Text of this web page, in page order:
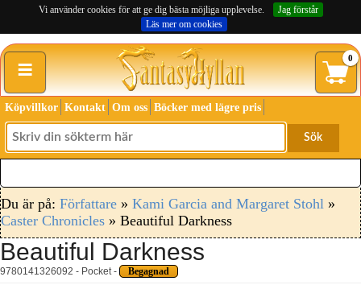
Vi använder cookies för att ge dig bästa möjliga upplevelse.
Jag förstår
Läs mer om cookies
≡ 0
Köpvillkor Kontakt Om oss Böcker med lägre pris
Sök
Du är på: Författare » Kami Garcia and Margaret Stohl »
Caster Chronicles » Beautiful Darkness
Beautiful Darkness
9780141326092 - Pocket - Begagnad